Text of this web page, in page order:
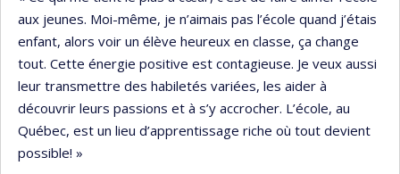
aux jeunes. Moi-même, je n’aimais pas l’école quand j’étais
enfant, alors voir un élève heureux en classe, ça change
tout. Cette énergie positive est contagieuse. Je veux aussi
leur transmettre des habiletés variées, les aider à
découvrir leurs passions et à s’y accrocher. L’école, au
Québec, est un lieu d’apprentissage riche où tout devient
possible! »